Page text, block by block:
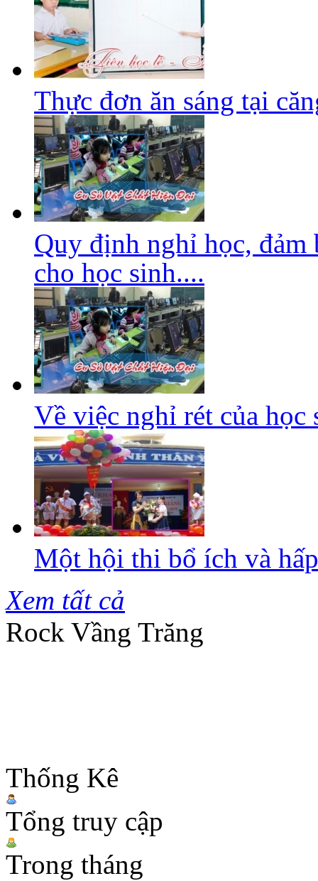
Thực đơn ăn sáng tại
Quy định nghỉ học, đảm
cho học sinh....
Về việc nghỉ rét của học
Một hội thi bổ ích và
Xem tất cả
Rock Vầng Trăng
Thống Kê
Tổng truy cập
Trong tháng